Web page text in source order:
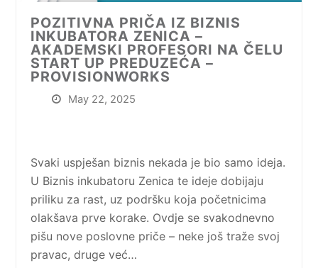
POZITIVNA PRIČA IZ BIZNIS
INKUBATORA ZENICA –
AKADEMSKI PROFESORI NA ČELU
START UP PREDUZEĆA –
PROVISIONWORKS
May 22, 2025
Svaki uspješan biznis nekada je bio samo ideja.
U Biznis inkubatoru Zenica te ideje dobijaju
priliku za rast, uz podršku koja početnicima
olakšava prve korake. Ovdje se svakodnevno
pišu nove poslovne priče – neke još traže svoj
pravac, druge već…